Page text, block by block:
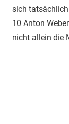
sich tatsächlich
10 Anton
nicht allein die